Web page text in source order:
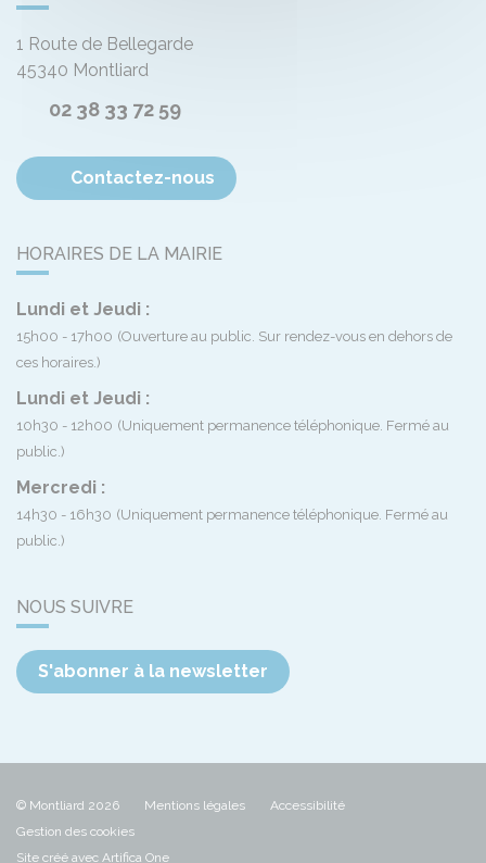
1 Route de Bellegarde
45340 Montliard
02 38 33 72 59
Contactez-nous
HORAIRES DE LA MAIRIE
Lundi et Jeudi :
15h00 - 17h00 (Ouverture au public. Sur rendez-vous en dehors de
ces horaires.)
Lundi et Jeudi :
10h30 - 12h00 (Uniquement permanence téléphonique. Fermé au
public.)
Mercredi :
14h30 - 16h30 (Uniquement permanence téléphonique. Fermé au
public.)
NOUS SUIVRE
S'abonner à la newsletter
© Montliard 2026 Mentions légales
Accessibilité
Gestion des cookies
Site créé avec Artifica One